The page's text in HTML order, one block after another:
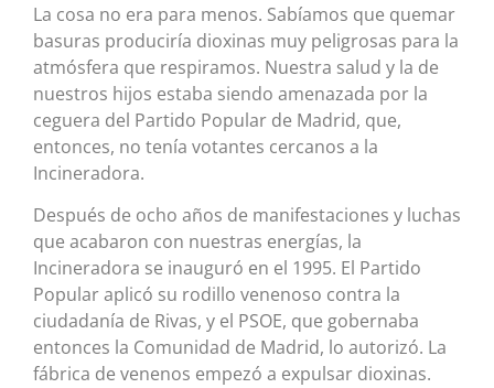
La cosa no era para menos. Sabíamos que quemar
basuras produciría dioxinas muy peligrosas para la
atmósfera que respiramos. Nuestra salud y la de
nuestros hijos estaba siendo amenazada por la
ceguera del Partido Popular de Madrid, que,
entonces, no tenía votantes cercanos a la
Incineradora.
Después de ocho años de manifestaciones y luchas
que acabaron con nuestras energías, la
Incineradora se inauguró en el 1995. El Partido
Popular aplicó su rodillo venenoso contra la
ciudadanía de Rivas, y el PSOE, que gobernaba
entonces la Comunidad de Madrid, lo autorizó. La
fábrica de venenos empezó a expulsar dioxinas.